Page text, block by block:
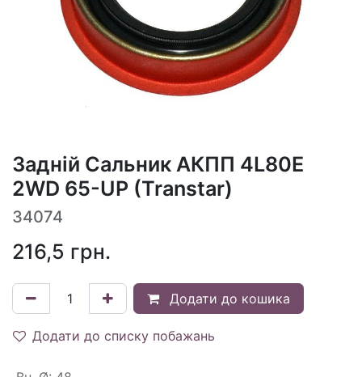
Задній Сальник АКПП 4L80E
2WD 65-UP (Transtar)
34074
216,5 грн.
Додати до кошика
Додати до списку побажань